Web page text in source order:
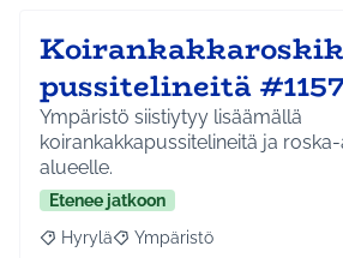
pussitelineitä
Ympäristö siistiytyy lisäämällä
koirankakkapussitelineitä ja
alueelle.
Etenee jatkoon
Rajaa tulokset aihepiirin mukaan:
Hyrylä Rajaa tulokset teeman
Ympäristö